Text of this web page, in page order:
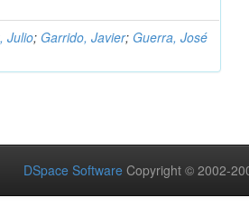
Julio; Garrido, Javier; Guerra, José
DSpace Software Copyright © 2002-